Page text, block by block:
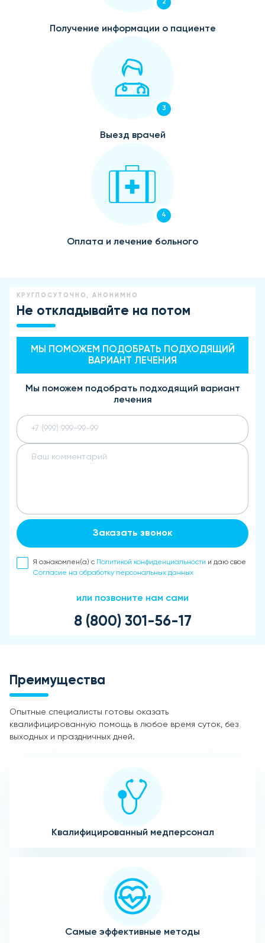
2
Получение информации о пациенте
3
Выезд врачей
4
Оплата и лечение больного
КРУГЛОСУТОЧНО, АНОНИМНО
Не откладывайте на потом
МЫ ПОМОЖЕМ ПОДОБРАТЬ ПОДХОДЯЩИЙ
ВАРИАНТ ЛЕЧЕНИЯ
Мы поможем подобрать подходящий вариант
лечения
Заказать звонок
Я ознакомлен(а) с Политикой конфиденциальности и даю свое
Согласие на обработку персональных данных
или позвоните нам сами
8 (800) 301-56-17
Преимущества
Опытные специалисты готовы оказать
квалифицированную помощь в любое время суток, без
выходных и праздничных дней.
Квалифицированный медперсонал
Самые эффективные методы